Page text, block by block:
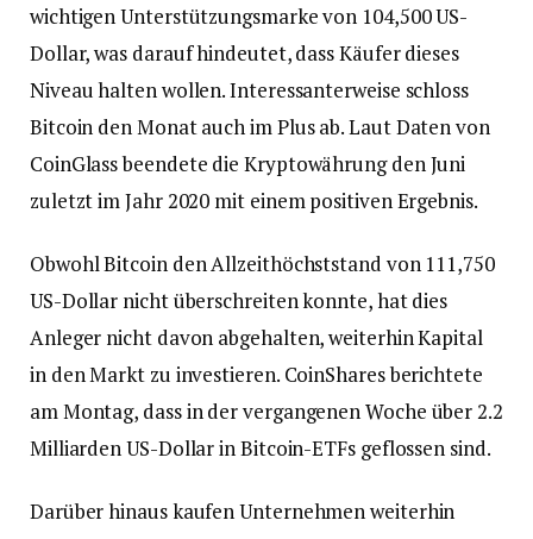
wichtigen Unterstützungsmarke von 104,500 US-
Dollar, was darauf hindeutet, dass Käufer dieses
Niveau halten wollen. Interessanterweise schloss
Bitcoin den Monat auch im Plus ab. Laut Daten von
CoinGlass beendete die Kryptowährung den Juni
zuletzt im Jahr 2020 mit einem positiven Ergebnis.
Obwohl Bitcoin den Allzeithöchststand von 111,750
US-Dollar nicht überschreiten konnte, hat dies
Anleger nicht davon abgehalten, weiterhin Kapital
in den Markt zu investieren. CoinShares berichtete
am Montag, dass in der vergangenen Woche über 2.2
Milliarden US-Dollar in Bitcoin-ETFs geflossen sind.
Darüber hinaus kaufen Unternehmen weiterhin